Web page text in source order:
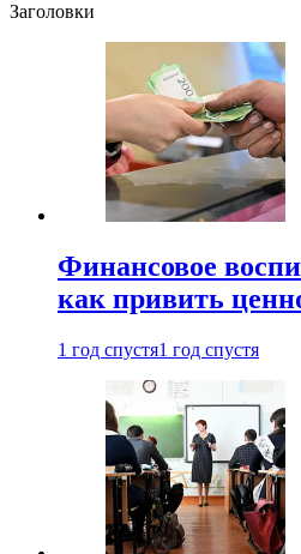
Заголовки
Финансовое
как привить
1 год спустя1 год спустя